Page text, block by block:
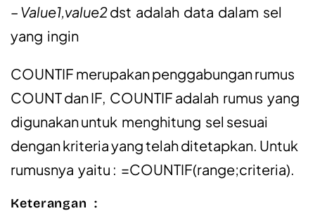
– Value1,value2dst adalah data dalam sel
yang ingin
COUNTIF merupakan penggabungan rumus
COUNT dan IF, COUNTIF adalah rumus yang
digunakan untuk menghitung sel sesuai
dengan kriteria yang telah ditetapkan. Untuk
rumusnya yaitu : =COUNTIF(range;criteria).
Keterangan :